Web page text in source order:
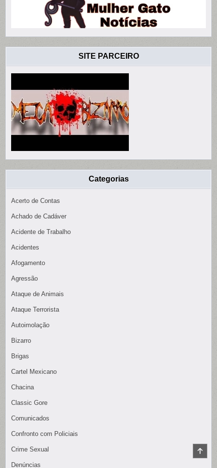
SITE PARCEIRO
Categorias
Acerto de Contas
Achado de Cadáver
Acidente de Trabalho
Acidentes
Afogamento
Agressão
Ataque de Animais
Ataque Terrorista
Autoimolação
Bizarro
Brigas
Cartel Mexicano
Chacina
Classic Gore
Comunicados
Confronto com Policiais
Crime Sexual
Denúncias
TO